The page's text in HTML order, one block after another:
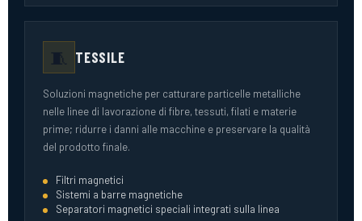
🧵 TESSILE
Soluzioni magnetiche per catturare particelle metalliche
nelle linee di lavorazione di fibre, tessuti, filati e materie
prime; ridurre i danni alle macchine e preservare la qualità
del prodotto finale.
Filtri magnetici
Sistemi a barre magnetiche
Separatori magnetici speciali integrati sulla linea